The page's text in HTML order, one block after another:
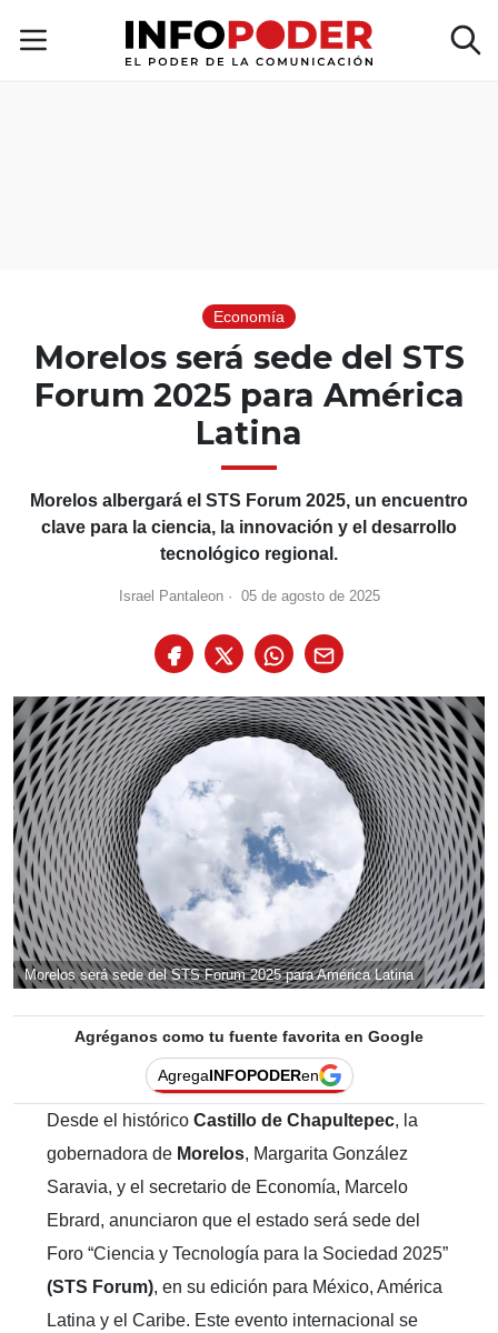
Economía
Morelos será sede del STS
Forum 2025 para América
Latina
Morelos albergará el STS Forum 2025, un encuentro
clave para la ciencia, la innovación y el desarrollo
tecnológico regional.
Israel Pantaleon· 05 de agosto de 2025
Morelos será sede del STS Forum 2025 para América Latina
Agréganos como tu fuente favorita en Google
AgregaINFOPODERen
Desde el histórico Castillo de Chapultepec, la
gobernadora de Morelos, Margarita González
Saravia, y el secretario de Economía, Marcelo
Ebrard, anunciaron que el estado será sede del
Foro “Ciencia y Tecnología para la Sociedad 2025”
(STS Forum), en su edición para México, América
Latina y el Caribe. Este evento internacional se